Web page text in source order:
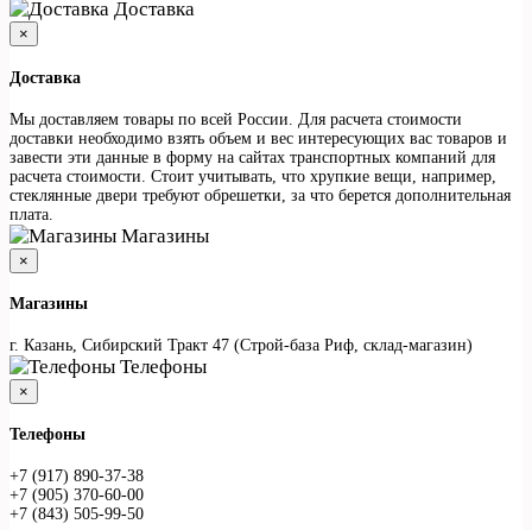
Доставка
×
Доставка
Мы доставляем товары по всей России. Для расчета стоимости
доставки необходимо взять объем и вес интересующих вас товаров и
завести эти данные в форму на сайтах транспортных компаний для
расчета стоимости. Стоит учитывать, что хрупкие вещи, например,
стеклянные двери требуют обрешетки, за что берется дополнительная
плата.
Магазины
×
Магазины
г. Казань, Сибирский Тракт 47 (Строй-база Риф, склад-магазин)
Телефоны
×
Телефоны
+7 (917) 890-37-38
+7 (905) 370-60-00
+7 (843) 505-99-50